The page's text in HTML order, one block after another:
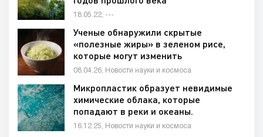
18.05.22, ---
Ученые обнаружили скрытые
«полезные жиры» в зеленом рисе,
которые могут изменить
представление о питании
08.04.26, Новости науки и космоса
Микропластик образует невидимые
химические облака, которые
попадают в реки и океаны.
16.12.25, Новости науки и космоса